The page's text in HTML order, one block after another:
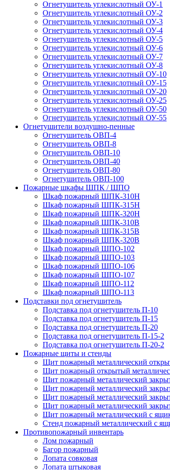
Огнетушитель углекислотный ОУ-1
Огнетушитель углекислотный ОУ-2
Огнетушитель углекислотный ОУ-3
Огнетушитель углекислотный ОУ-4
Огнетушитель углекислотный ОУ-5
Огнетушитель углекислотный ОУ-6
Огнетушитель углекислотный ОУ-7
Огнетушитель углекислотный ОУ-8
Огнетушитель углекислотный ОУ-10
Огнетушитель углекислотный ОУ-15
Огнетушитель углекислотный ОУ-20
Огнетушитель углекислотный ОУ-25
Огнетушитель углекислотный ОУ-50
Огнетушитель углекислотный ОУ-55
Огнетушители воздушно-пенные
Огнетушитель ОВП-4
Огнетушитель ОВП-8
Огнетушитель ОВП-10
Огнетушитель ОВП-40
Огнетушитель ОВП-80
Огнетушитель ОВП-100
Пожарные шкафы ШПК / ШПО
Шкаф пожарный ШПК-310Н
Шкаф пожарный ШПК-315Н
Шкаф пожарный ШПК-320Н
Шкаф пожарный ШПК-310В
Шкаф пожарный ШПК-315В
Шкаф пожарный ШПК-320В
Шкаф пожарный ШПО-102
Шкаф пожарный ШПО-103
Шкаф пожарный ШПО-106
Шкаф пожарный ШПО-107
Шкаф пожарный ШПО-112
Шкаф пожарный ШПО-113
Подставки под огнетушитель
Подставка под огнетушитель П-10
Подставка под огнетушитель П-15
Подставка под огнетушитель П-20
Подставка под огнетушитель П-15-2
Подставка под огнетушитель П-20-2
Пожарные щиты и стенды
Щит пожарный металлический
Щит пожарный открытый
Щит пожарный металлический
Щит пожарный металлический
Щит пожарный металлический
Щит пожарный металлический
Щит пожарный металлический с
Стенд пожарный металлический с
Противопожарный инвентарь
Лом пожарный
Багор пожарный
Лопата совковая
Лопата штыковая